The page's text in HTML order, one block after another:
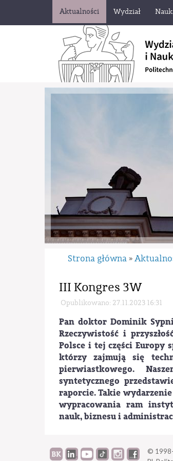
Aktualności Wydział
Strona główna »
III Kongres 3W
Opublikowano: 27.11.2023 16:31
Pan doktor Dominik
Rzeczywistość i
Polsce i tej części Europy
którzy zajmują się
pierwiastkowego.
syntetycznego
raporcie. Takie
wypracowania ram
nauk, biznesu i
©